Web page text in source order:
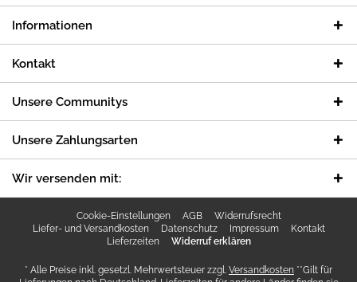
Informationen
Kontakt
Unsere Communitys
Unsere Zahlungsarten
Wir versenden mit:
Cookie-Einstellungen AGB
Widerrufsrecht
Liefer- und Versandkosten
Datenschutz Impressum
Kontakt
Lieferzeiten
Widerruf erklären
* Alle Preise inkl. gesetzl. Mehrwertsteuer zzgl. Versandkosten **Gilt für